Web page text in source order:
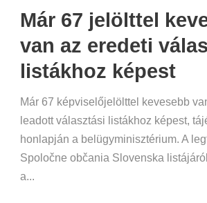
Már 67 jelölttel
van az eredeti
listákhoz képest
Már 67 képviselőjelölttel kevesebb
leadott választási listákhoz képest,
honlapján a belügyminisztérium. A
Spoločne občania Slovenska
a...